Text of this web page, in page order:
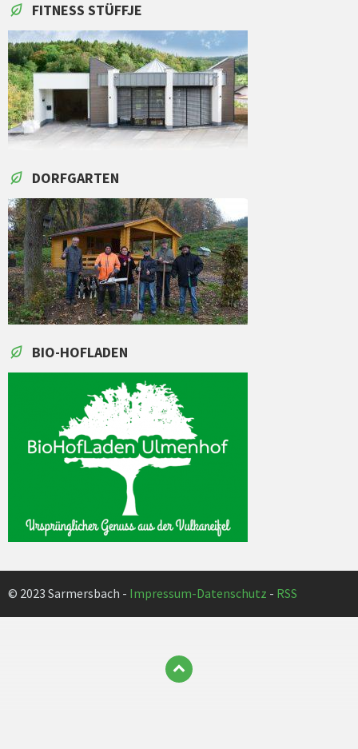
FITNESS STÜFFJE
DORFGARTEN
BIO-HOFLADEN
© 2023 Sarmersbach - Impressum-Datenschutz - RSS